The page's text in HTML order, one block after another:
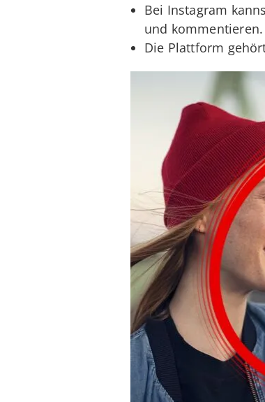
Bei Instagram
und kommentieren.
Die Plattform